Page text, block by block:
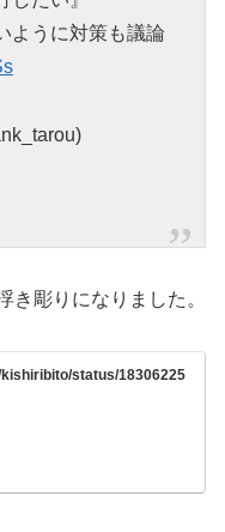
ように対策も議論
き彫りになりました。
status/18306225